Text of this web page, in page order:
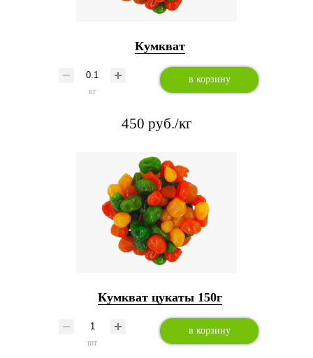
Кумкват
кг
в корзину
450 руб./кг
Кумкват цукаты 150г
шт
в корзину